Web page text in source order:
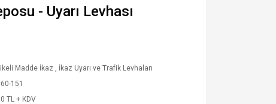
- Uyarı Levhası
Madde İkaz , İkaz Uyarı ve Trafik Levhaları
151
TL + KDV